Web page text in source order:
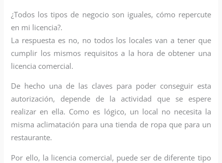
¿Todos los tipos de negocio son iguales, cómo repercute
en mi licencia?.
La respuesta es no, no todos los locales van a tener que
cumplir los mismos requisitos a la hora de obtener una
licencia comercial.
De hecho una de las claves para poder conseguir esta
autorización, depende de la actividad que se espere
realizar en ella. Como es lógico, un local no necesita la
misma aclimatación para una tienda de ropa que para un
restaurante.
Por ello, la licencia comercial, puede ser de diferente tipo